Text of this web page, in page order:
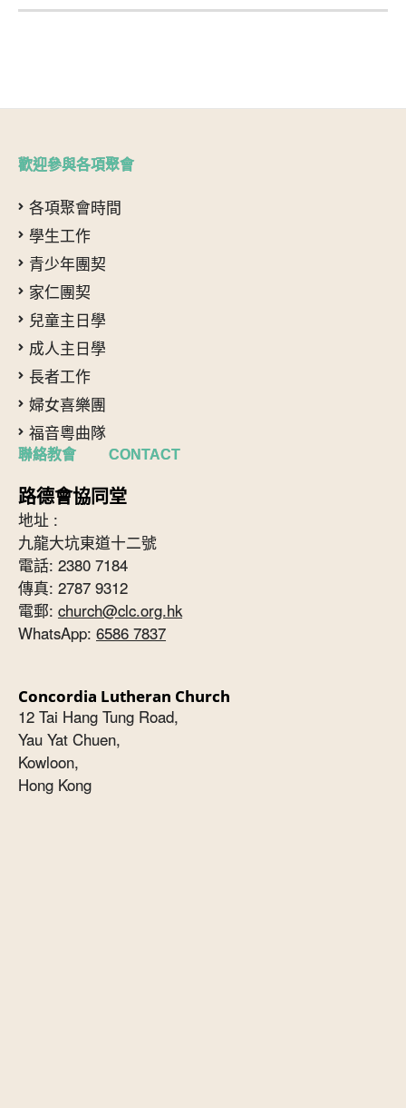
歡迎參與各項聚會
各項聚會時間
學生工作
青少年團契
家仁團契
兒童主日學
成人主日學
長者工作
婦女喜樂團
福音粵曲隊
聯絡教會 CONTACT
路德會協同堂
地址 :
九龍大坑東道十二號
電話: 2380 7184
傳真: 2787 9312
電郵: church@clc.org.hk
WhatsApp: 6586 7837
Concordia Lutheran Church
12 Tai Hang Tung Road,
Yau Yat Chuen,
Kowloon,
Hong Kong